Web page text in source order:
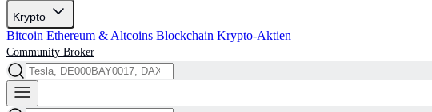
Krypto
Bitcoin Ethereum & Altcoins Blockchain Krypto-Aktien
Community Broker